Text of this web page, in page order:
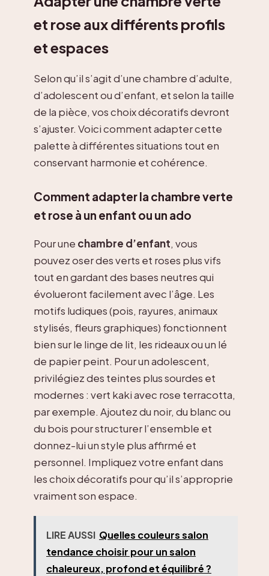
et rose aux différents profils
et espaces
Selon qu’il s’agit d’une chambre d’adulte,
d’adolescent ou d’enfant, et selon la taille
de la pièce, vos choix décoratifs devront
s’ajuster. Voici comment adapter cette
palette à différentes situations tout en
conservant harmonie et cohérence.
Comment adapter la chambre verte
et rose à un enfant ou un ado
Pour une chambre d’enfant, vous
pouvez oser des verts et roses plus vifs
tout en gardant des bases neutres qui
évolueront facilement avec l’âge. Les
motifs ludiques (pois, rayures, animaux
stylisés, fleurs graphiques) fonctionnent
bien sur le linge de lit, les rideaux ou un lé
de papier peint. Pour un adolescent,
privilégiez des teintes plus sourdes et
modernes : vert kaki avec rose terracotta,
par exemple. Ajoutez du noir, du blanc ou
du bois pour structurer l’ensemble et
donnez-lui un style plus affirmé et
personnel. Impliquez votre enfant dans
les choix décoratifs pour qu’il s’approprie
vraiment son espace.
LIRE AUSSI Quelles couleurs salon
tendance choisir pour un salon
chaleureux, profond et équilibré ?